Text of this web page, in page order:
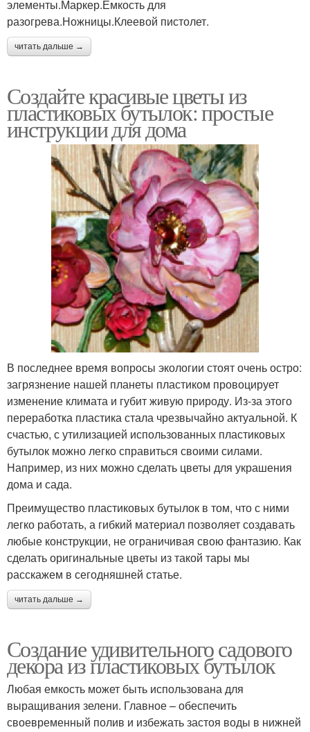
элементы.Маркер.Емкость для
разогрева.Ножницы.Клеевой пистолет.
читать дальше →
Создайте красивые цветы из
пластиковых бутылок: простые
инструкции для дома
В последнее время вопросы экологии стоят очень остро:
загрязнение нашей планеты пластиком провоцирует
изменение климата и губит живую природу. Из-за этого
переработка пластика стала чрезвычайно актуальной. К
счастью, с утилизацией использованных пластиковых
бутылок можно легко справиться своими силами.
Например, из них можно сделать цветы для украшения
дома и сада.
Преимущество пластиковых бутылок в том, что с ними
легко работать, а гибкий материал позволяет создавать
любые конструкции, не ограничивая свою фантазию. Как
сделать оригинальные цветы из такой тары мы
расскажем в сегодняшней статье.
читать дальше →
Создание удивительного садового
декора из пластиковых бутылок
Любая емкость может быть использована для
выращивания зелени. Главное – обеспечить
своевременный полив и избежать застоя воды в нижней